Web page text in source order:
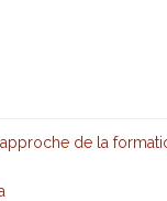
de la